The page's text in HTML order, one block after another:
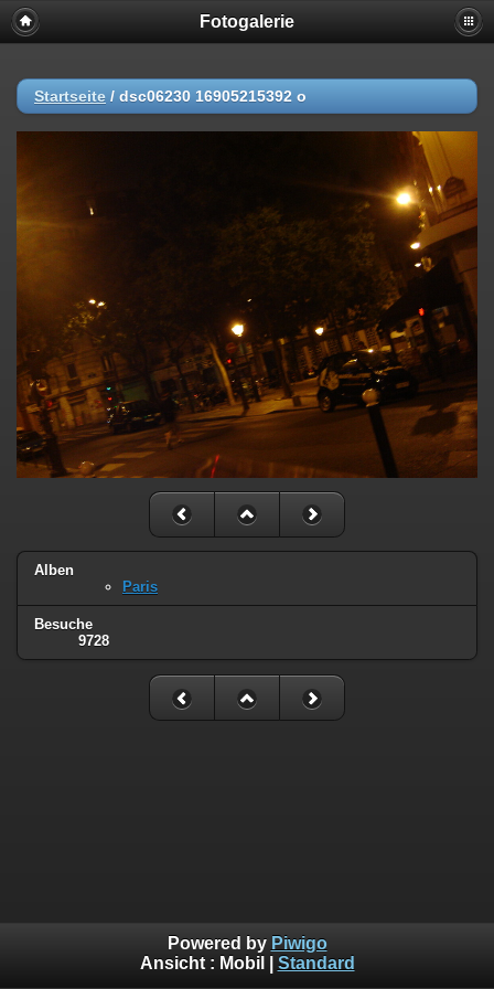
Fotogalerie
Startseite / dsc06230 16905215392 o
Alben
Paris
Besuche
9728
Powered by Piwigo
Ansicht : Mobil Standard